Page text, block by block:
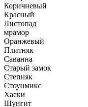
Коричневый
Красный
Листопад
мрамор
Оранжевый
Плитняк
Саванна
Старый замок
Степняк
Стоунмикс
Хаски
Шунгит